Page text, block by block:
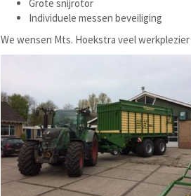
Grote snijrotor
Individuele messen beveiliging
We wensen Mts. Hoekstra veel